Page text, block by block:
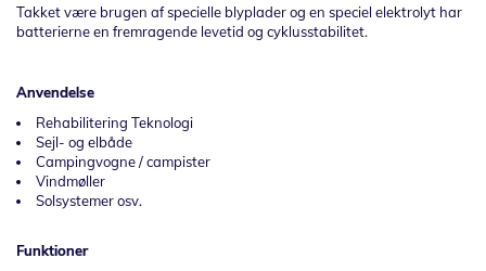
Takket være brugen af specielle blyplader og en speciel elektrolyt har
batterierne en fremragende levetid og cyklusstabilitet.
Anvendelse
Rehabilitering Teknologi
Sejl- og elbåde
Campingvogne / campister
Vindmøller
Solsystemer osv.
Funktioner